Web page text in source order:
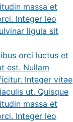
massa et
Integer leo
ligula sit
orci luctus et
est. Nullam
Integer vitae
ut. Quisque
massa et
Integer leo